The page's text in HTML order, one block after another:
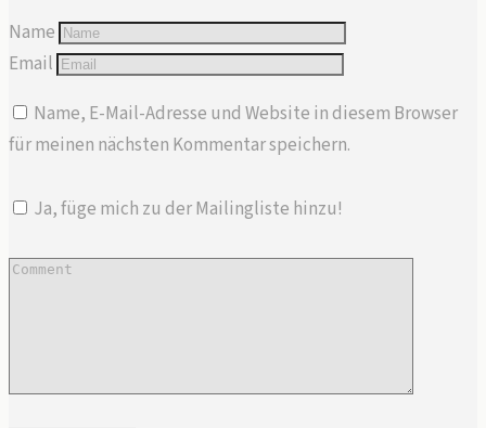
Name
Email
Name, E-Mail-Adresse und Website in diesem Browser
für meinen nächsten Kommentar speichern.
Ja, füge mich zu der Mailingliste hinzu!